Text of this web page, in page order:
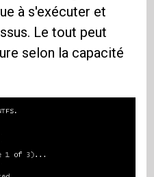
à s'exécuter et
Le tout peut
selon la capacité